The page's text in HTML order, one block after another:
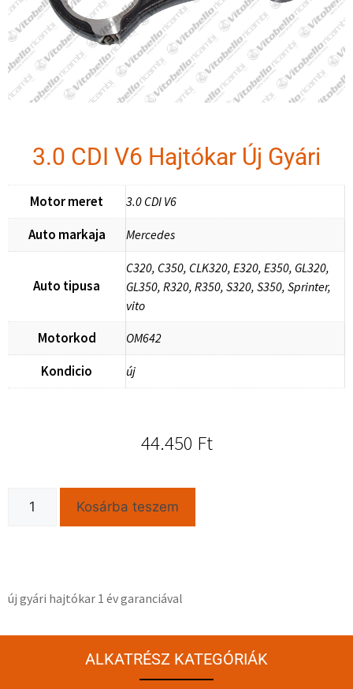
3.0 CDI V6 Hajtókar Új Gyári
Motor meret 3.0 CDI V6
Auto markaja Mercedes
Auto tipusa
C320, C350, CLK320, E320, E350, GL320,
GL350, R320, R350, S320, S350, Sprinter,
vito
Motorkod OM642
Kondicio új
44.450 Ft
Kosárba teszem
új gyári hajtókar 1 év garanciával
ALKATRÉSZ KATEGÓRIÁK